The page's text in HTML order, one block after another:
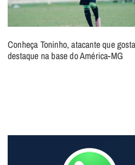
Conheça Toninho, atacante que
destaque na base do América-MG